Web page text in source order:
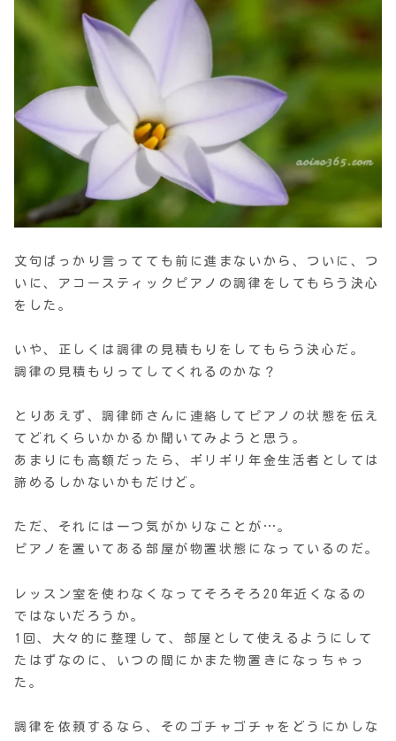
文句ばっかり言ってても前に進まないから、ついに、つ
いに、アコースティックピアノの調律をしてもらう決心
をした。
いや、正しくは調律の見積もりをしてもらう決心だ。
調律の見積もりってしてくれるのかな？
とりあえず、調律師さんに連絡してピアノの状態を伝え
てどれくらいかかるか聞いてみようと思う。
あまりにも高額だったら、ギリギリ年金生活者としては
諦めるしかないかもだけど。
ただ、それには一つ気がかりなことが…。
ピアノを置いてある部屋が物置状態になっているのだ。
レッスン室を使わなくなってそろそろ20年近くなるの
ではないだろうか。
1回、大々的に整理して、部屋として使えるようにして
たはずなのに、いつの間にかまた物置きになっちゃっ
た。
調律を依頼するなら、そのゴチャゴチャをどうにかしな